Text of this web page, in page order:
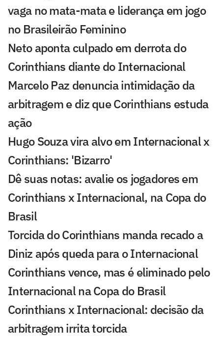
vaga no mata-mata e liderança em jogo
no Brasileirão Feminino
Neto aponta culpado em derrota do
Corinthians diante do Internacional
Marcelo Paz denuncia intimidação da
arbitragem e diz que Corinthians estuda
ação
Hugo Souza vira alvo em Internacional x
Corinthians: 'Bizarro'
Dê suas notas: avalie os jogadores em
Corinthians x Internacional, na Copa do
Brasil
Torcida do Corinthians manda recado a
Diniz após queda para o Internacional
Corinthians vence, mas é eliminado pelo
Internacional na Copa do Brasil
Corinthians x Internacional: decisão da
arbitragem irrita torcida